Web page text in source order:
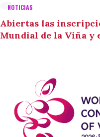
NOTICIAS
Abiertas las
Mundial de la Viña y